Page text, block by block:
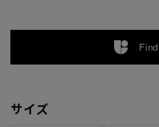
サイズ